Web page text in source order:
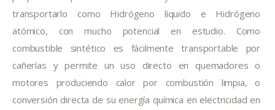
transportarlo como Hidrógeno líquido e Hidrógeno
atómico, con mucho potencial en estudio. Como
combustible sintético es fácilmente transportable por
cañerías y permite un uso directo en quemadores o
motores produciendo calor por combustión limpia, o
conversión directa de su energía química en electricidad en